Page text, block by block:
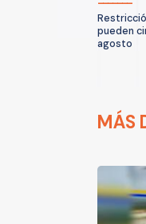
pueden
agosto
MÁS